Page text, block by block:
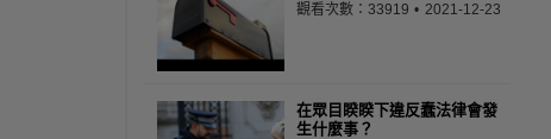
觀看次數：33919 2021-12-23
在眾目睽睽下違反蠢法律會發
生什麼事？